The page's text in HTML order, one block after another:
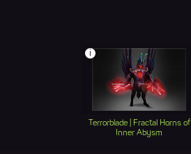
i
Terrorblade | Fractal Horns of
Inner Abysm